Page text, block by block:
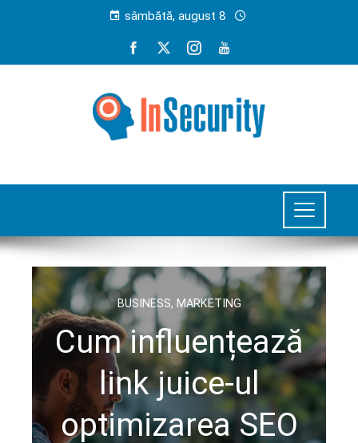
sâmbătă, august 8
BUSINESS, MARKETING
Cum influențează
link juice-ul
optimizarea SEO